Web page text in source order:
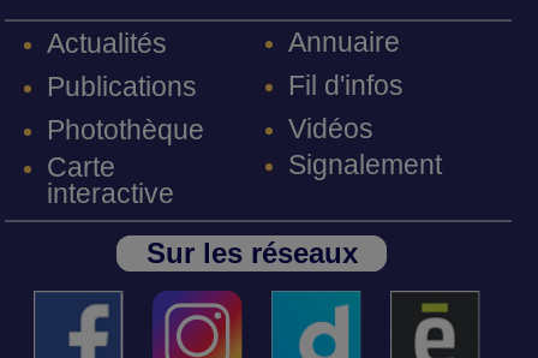
Actualités
Publications
Photothèque
Carte
interactive
Annuaire
Fil d'infos
Vidéos
Signalement
Sur les réseaux